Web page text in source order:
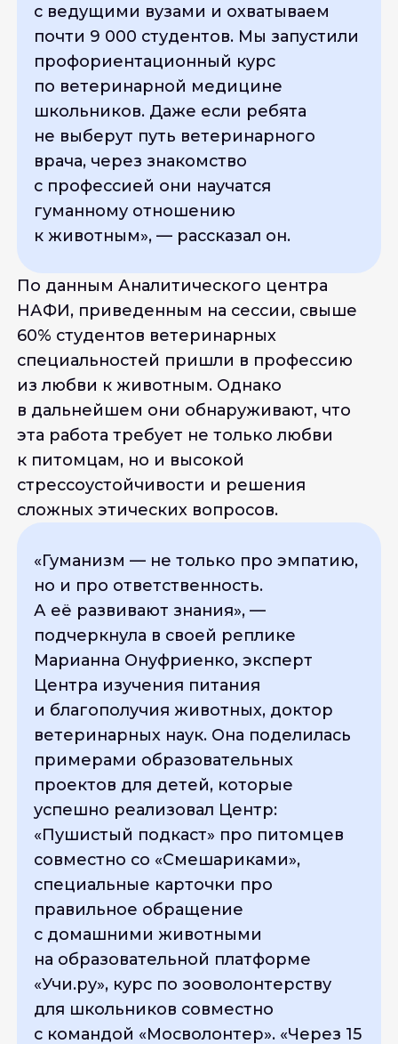
с ведущими вузами и охватываем
почти 9 000 студентов. Мы запустили
профориентационный курс
по ветеринарной медицине
школьников. Даже если ребята
не выберут путь ветеринарного
врача, через знакомство
с профессией они научатся
гуманному отношению
к животным», — рассказал он.
По данным Аналитического центра
НАФИ, приведенным на сессии, свыше
60% студентов ветеринарных
специальностей пришли в профессию
из любви к животным. Однако
в дальнейшем они обнаруживают, что
эта работа требует не только любви
к питомцам, но и высокой
стрессоустойчивости и решения
сложных этических вопросов.
«Гуманизм — не только про эмпатию,
но и про ответственность.
А её развивают знания», —
подчеркнула в своей реплике
Марианна Онуфриенко, эксперт
Центра изучения питания
и благополучия животных, доктор
ветеринарных наук. Она поделилась
примерами образовательных
проектов для детей, которые
успешно реализовал Центр:
«Пушистый подкаст» про питомцев
совместно со «Смешариками»,
специальные карточки про
правильное обращение
с домашними животными
на образовательной платформе
«Учи.ру», курс по зооволонтерству
для школьников совместно
с командой «Мосволонтер». «Через 15